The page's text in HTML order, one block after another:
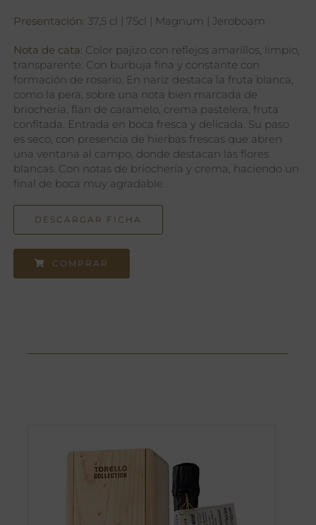
Presentación: 37,5 cl | 75cl | Magnum | Jeroboam
Nota de cata: Color pajizo con reflejos amarillos, limpio,
transparente. Con burbuja fina y constante con
formación de rosario. En nariz destaca la fruta blanca,
como la pera, sobre una nota bien marcada de
briochería, flan de caramelo, crema pastelera, fruta
confitada. Entrada en boca fresca y delicada. Su paso
es seco, con presencia de hierbas frescas que abren
una ventana al campo, donde destacan las flores
blancas. Con notas de briochería y crema, haciendo un
final de boca muy agradable.
DESCARGAR FICHA
COMPRAR